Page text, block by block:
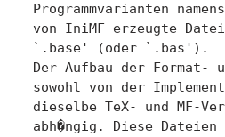
Programmvarianten
von IniMF erzeugte
`.base' (oder `.bas').
Der Aufbau der
sowohl von der
dieselbe TeX- und MF-
abh�ngig. Diese